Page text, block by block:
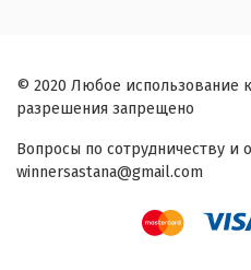
© 2020 Любое использование
разрешения запрещено
Вопросы по сотрудничеству и
winnersastana@gmail.com